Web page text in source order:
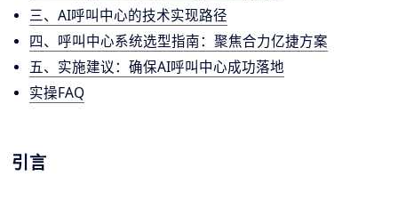
三、AI呼叫中心的技术实现路径
四、呼叫中心系统选型指南：聚焦合力亿捷方案
五、实施建议：确保AI呼叫中心成功落地
实操FAQ
引言